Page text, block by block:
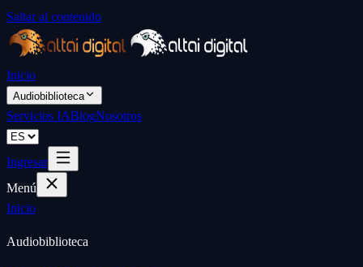
Saltar al contenido
Inicio
Audiobiblioteca
Servicios IABlogNosotros
Ingresar
Menú
Inicio
Audiobiblioteca